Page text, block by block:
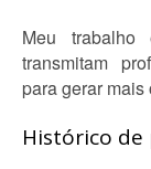
Meu trabalho
transmitam
para gerar
Histórico de